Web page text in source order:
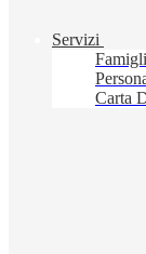
Servizi
Carta